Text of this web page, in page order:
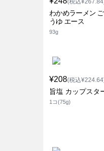
(税込
わかめラーメン
うゆ エース
93g
¥208(税込
旨塩 カップスタ
1コ(75g)